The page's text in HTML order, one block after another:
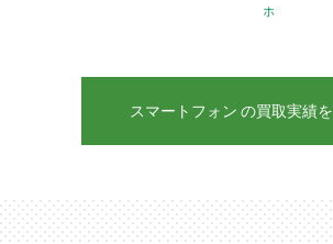
ホ
スマートフォン の買取実績